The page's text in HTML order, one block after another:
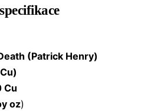
(Patrick Henry)
Cu
oz)